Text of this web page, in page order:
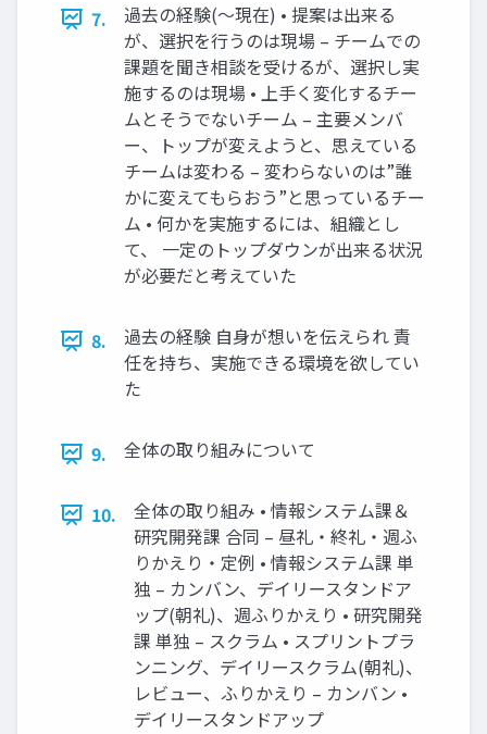
7.
過去の経験(～現在) • 提案は出来る
が、選択を行うのは現場 – チームでの
課題を聞き相談を受けるが、選択し実
施するのは現場 • 上手く変化するチー
ムとそうでないチーム – 主要メンバ
ー、トップが変えようと、思えている
チームは変わる – 変わらないのは”誰
かに変えてもらおう”と思っているチー
ム • 何かを実施するには、組織とし
て、 一定のトップダウンが出来る状況
が必要だと考えていた
8.
過去の経験 自身が想いを伝えられ 責
任を持ち、実施できる環境を欲してい
た
9. 全体の取り組みについて
10.
全体の取り組み • 情報システム課＆
研究開発課 合同 – 昼礼・終礼・週ふ
りかえり・定例 • 情報システム課 単
独 – カンバン、デイリースタンドア
ップ(朝礼)、週ふりかえり • 研究開発
課 単独 – スクラム • スプリントプラ
ンニング、デイリースクラム(朝礼)、
レビュー、ふりかえり – カンバン •
デイリースタンドアップ